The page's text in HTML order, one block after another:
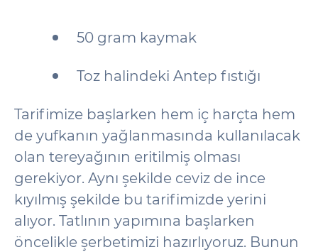
50 gram kaymak
Toz halindeki Antep fıstığı
Tarifimize başlarken hem iç harçta hem
de yufkanın yağlanmasında kullanılacak
olan tereyağının eritilmiş olması
gerekiyor. Aynı şekilde ceviz de ince
kıyılmış şekilde bu tarifimizde yerini
alıyor. Tatlının yapımına başlarken
öncelikle şerbetimizi hazırlıyoruz. Bunun